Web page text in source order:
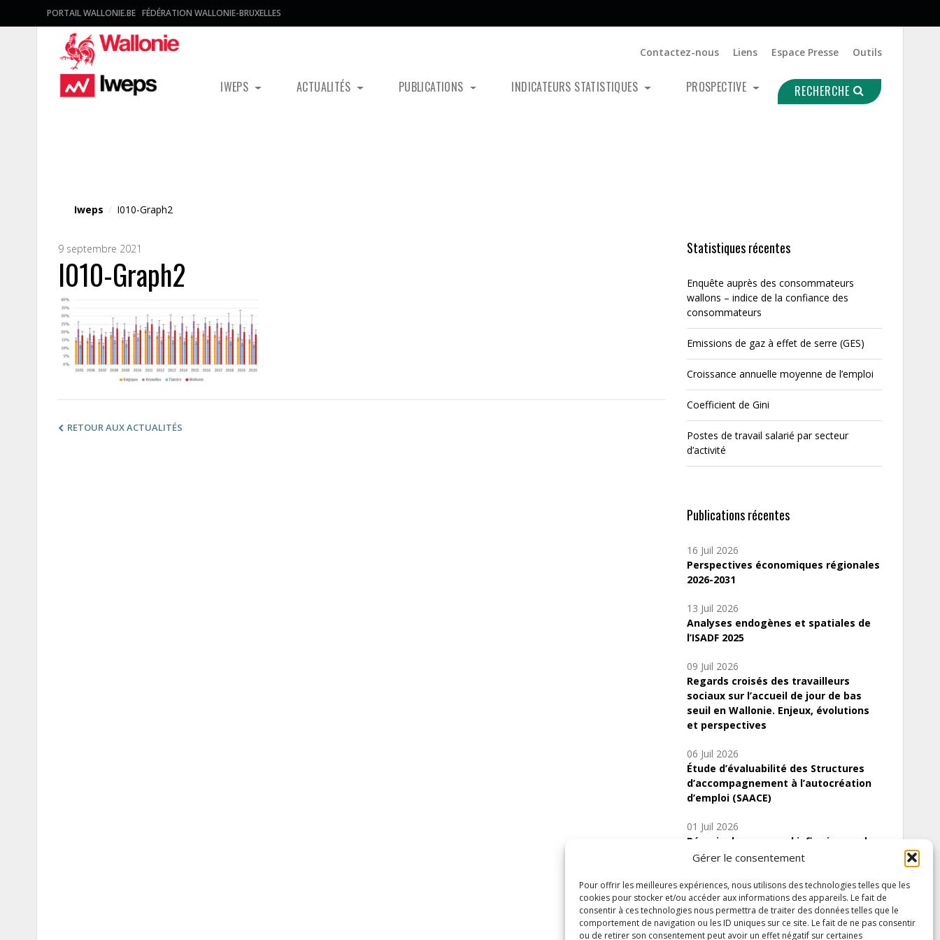
Gérer le consentement
Pour offrir les meilleures expériences, nous utilisons des technologies telles que les
cookies pour stocker et/ou accéder aux informations des appareils. Le fait de
consentir à ces technologies nous permettra de traiter des données telles que le
comportement de navigation ou les ID uniques sur ce site. Le fait de ne pas consentir
ou de retirer son consentement peut avoir un effet négatif sur certaines
PORTAIL WALLONIE.BE FÉDÉRATION WALLONIE-BRUXELLES
Contactez-nous Liens Espace Presse Outils
IWEPS ACTUALITÉS PUBLICATIONS INDICATEURS STATISTIQUES PROSPECTIVE RECHERCHE
Iweps / I010-Graph2
9 septembre 2021
I010-Graph2
RETOUR AUX ACTUALITÉS
Statistiques récentes
Enquête auprès des consommateurs
wallons – indice de la confiance des
consommateurs
Emissions de gaz à effet de serre (GES)
Croissance annuelle moyenne de l’emploi
Coefficient de Gini
Postes de travail salarié par secteur
d’activité
Publications récentes
16 Juil 2026
Perspectives économiques régionales
2026-2031
13 Juil 2026
Analyses endogènes et spatiales de
l’ISADF 2025
09 Juil 2026
Regards croisés des travailleurs
sociaux sur l’accueil de jour de bas
seuil en Wallonie. Enjeux, évolutions
et perspectives
06 Juil 2026
Étude d’évaluabilité des Structures
d’accompagnement à l’autocréation
d’emploi (SAACE)
01 Juil 2026
Pénurie du personnel infirmier :quels
indicateurs d’offre de soins pour
Inscrivez-vous à notre newsletter